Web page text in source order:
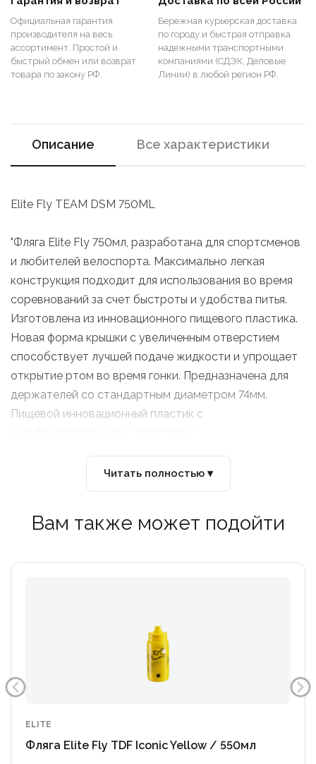
Официальная гарантия
производителя на весь
ассортимент. Простой и
быстрый обмен или возврат
товара по закону РФ.
Бережная курьерская доставка
по городу и быстрая отправка
надежными транспортными
компаниями (СДЭК, Деловые
Линии) в любой регион РФ.
Описание Все характеристики
Elite Fly TEAM DSM 750ML
"Фляга Elite Fly 750мл, разработана для спортсменов
и любителей велоспорта. Максимально легкая
конструкция подходит для использования во время
соревнований за счет быстроты и удобства питья.
Изготовлена из инновационного пищевого пластика.
Новая форма крышки с увеличенным отверстием
способствует лучшей подаче жидкости и упрощает
открытие ртом во время гонки. Предназначена для
держателей со стандартным диаметром 74мм.
Пищевой инновационный пластик с
увеличивать поток жидкости
Новая форма крышки с увеличенным отверстием и
Широкое горло для удобства наполнения или мытья
Диаметр 74мм стандартный"
Читать полностью ▾
Вам также может подойти
ELITE
Фляга Elite Fly TDF Iconic Yellow / 550мл